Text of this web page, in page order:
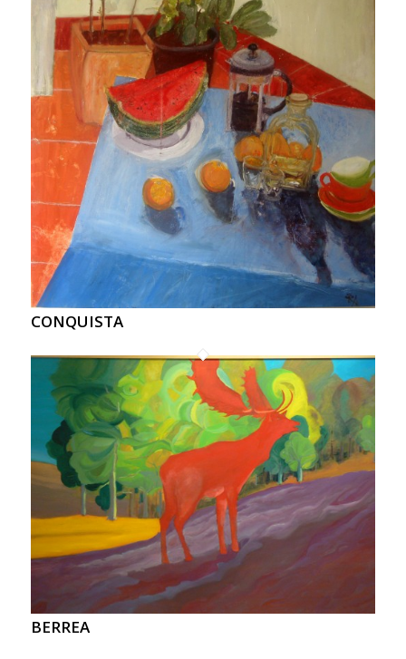
CONQUISTA
BERREA